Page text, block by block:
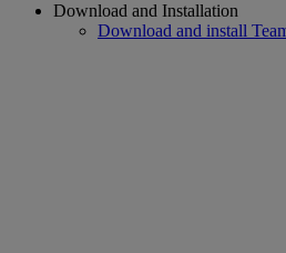
Download and Installation
Download and install